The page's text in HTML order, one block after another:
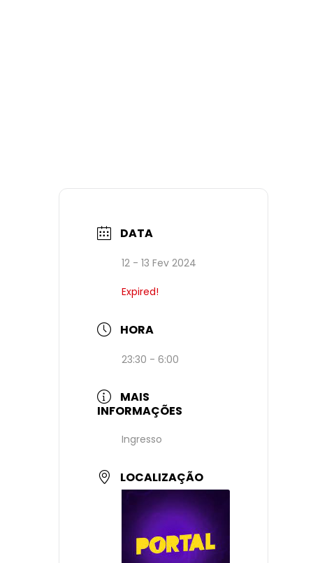
DATA
12 - 13 Fev 2024
Expired!
HORA
23:30 - 6:00
MAIS
INFORMAÇÕES
Ingresso
LOCALIZAÇÃO